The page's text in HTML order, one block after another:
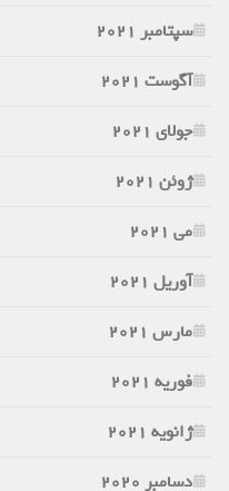
سپتامبر 2021
آگوست 2021
جولای 2021
ژوئن 2021
می 2021
آوریل 2021
مارس 2021
فوریه 2021
ژانویه 2021
دسامبر 2020